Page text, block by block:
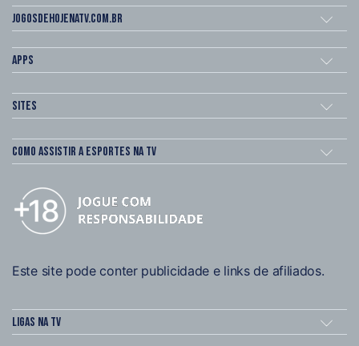
Jogosdehojenatv.com.br
Apps
Sites
Como assistir a esportes na TV
Este site pode conter publicidade e links de afiliados.
Ligas na TV